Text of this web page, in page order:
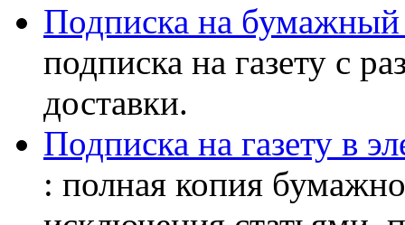
Подписка на бумажный
подписка на газету с
доставки.
Подписка на газету в
: полная копия